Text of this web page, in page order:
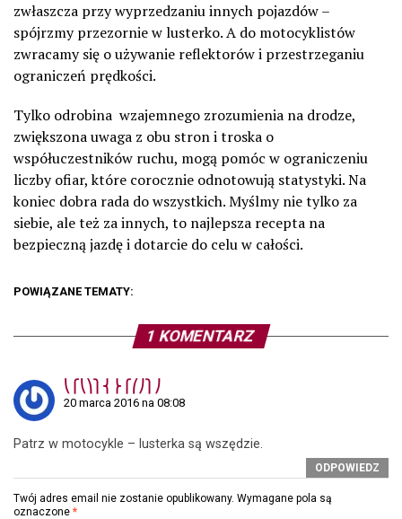
zwłaszcza przy wyprzedzaniu innych pojazdów –
spójrzmy przezornie w lusterko. A do motocyklistów
zwracamy się o używanie reflektorów i przestrzeganiu
ograniczeń prędkości.
Tylko odrobina wzajemnego zrozumienia na drodze,
zwiększona uwaga z obu stron i troska o
współuczestników ruchu, mogą pomóc w ograniczeniu
liczby ofiar, które corocznie odnotowują statystyki. Na
koniec dobra rada do wszystkich. Myślmy nie tylko za
siebie, ale też za innych, to najlepsza recepta na
bezpieczną jazdę i dotarcie do celu w całości.
POWIĄZANE TEMATY:
1 KOMENTARZ
⎝⎧⎝⎞⎫⎨⎬⎧⎛⎠⎫⎠
20 marca 2016 na 08:08
Patrz w motocykle – lusterka są wszędzie.
ODPOWIEDZ
Twój adres email nie zostanie opublikowany. Wymagane pola są
oznaczone *